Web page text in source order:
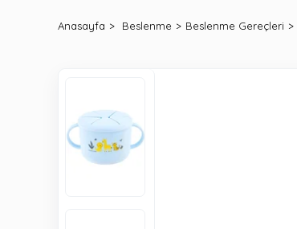
Anasayfa Beslenme Beslenme Gereçleri